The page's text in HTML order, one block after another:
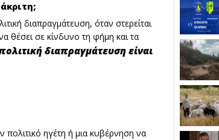
διαπραγμάτευση, όταν στερείται
θέσει σε κίνδυνο τη φήμη και τα
διαπραγμάτευση είναι
πολιτικό ηγέτη ή μια κυβέρνηση να